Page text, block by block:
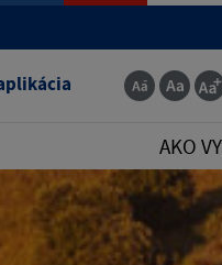
AKO